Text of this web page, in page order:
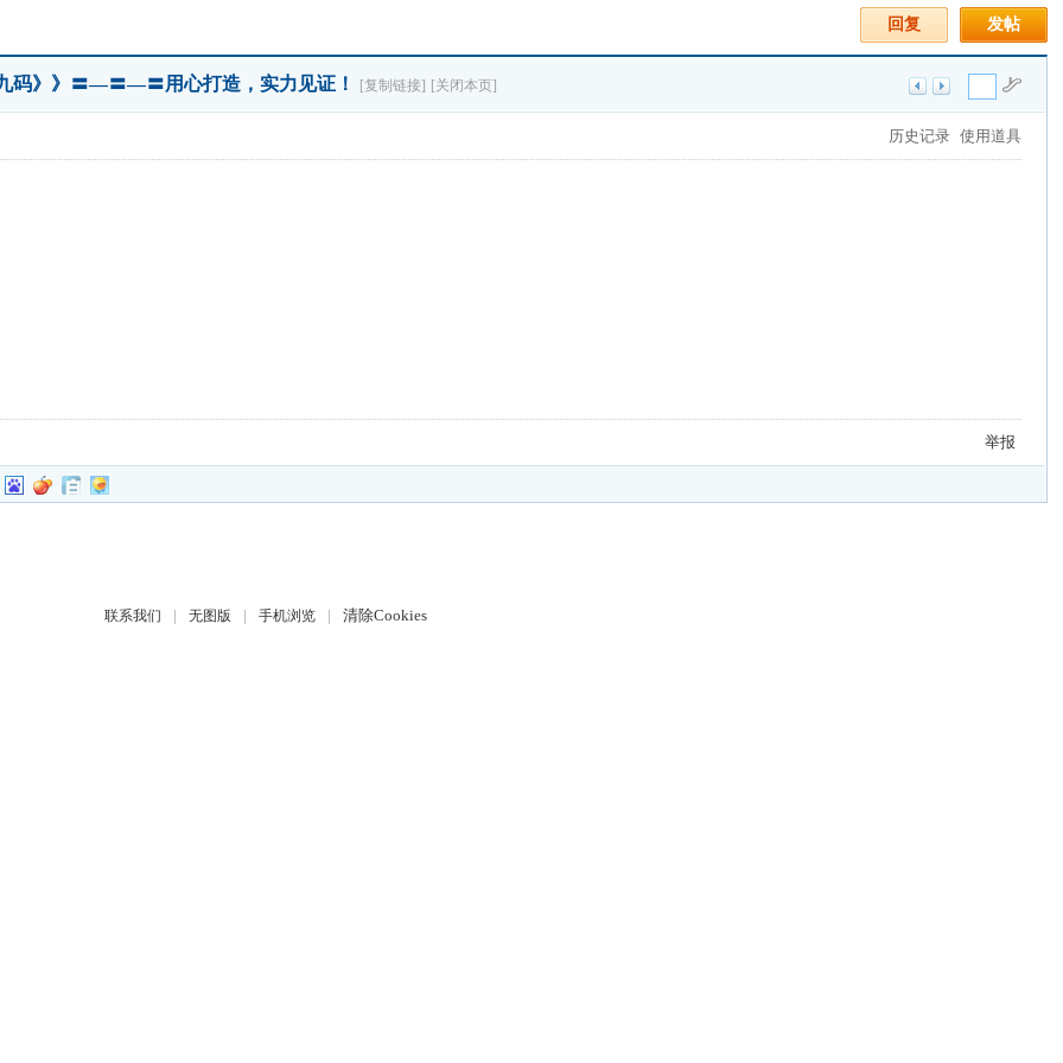
发帖
回复
码》》〓—〓—〓用心打造，实力见证！ [复制链接] [关闭本页]
历史记录 使用道具
举报
联系我们 | 无图版 | 手机浏览 | 清除Cookies